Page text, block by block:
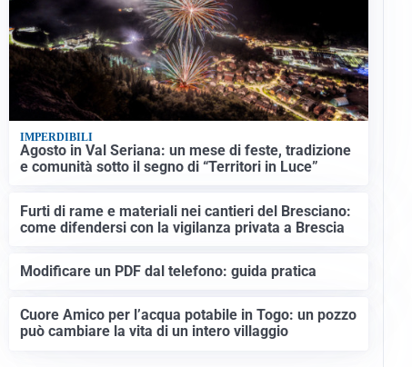
IMPERDIBILI
Agosto in Val Seriana: un mese di feste, tradizione
e comunità sotto il segno di “Territori in Luce”
Furti di rame e materiali nei cantieri del Bresciano:
come difendersi con la vigilanza privata a Brescia
Modificare un PDF dal telefono: guida pratica
Cuore Amico per l’acqua potabile in Togo: un pozzo
può cambiare la vita di un intero villaggio